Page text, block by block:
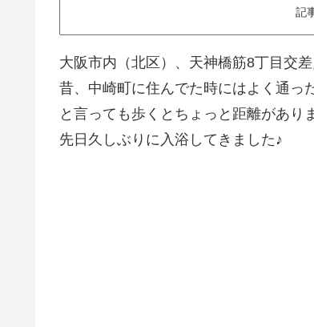
記
大阪市内（北区）、天神橋筋8丁目交
昔、中崎町に住んでた時にはよく通っ
と言っても歩くとちょっと距離があり
先日久しぶりに入浴してきました♪